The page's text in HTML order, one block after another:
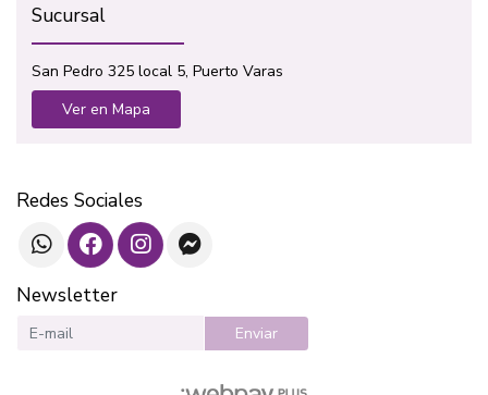
Sucursal
San Pedro 325 local 5, Puerto Varas
Ver en Mapa
Redes Sociales
Newsletter
Enviar